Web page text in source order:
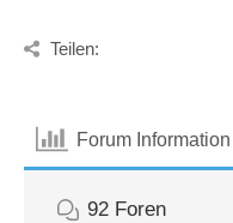
Teilen:
Forum Information
92 Foren